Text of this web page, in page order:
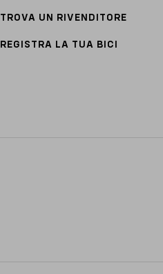
TROVA UN RIVENDITORE
REGISTRA LA TUA BICI